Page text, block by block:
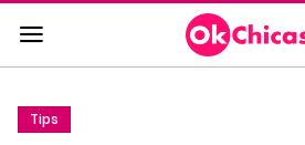
Saltar
al
contenido
Tips